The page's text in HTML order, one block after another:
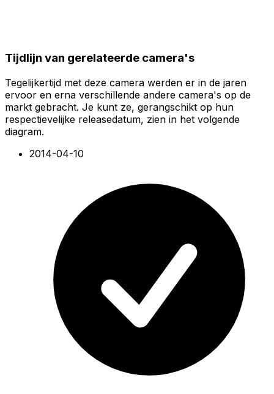
Tijdlijn van gerelateerde camera's
Tegelijkertijd met deze camera werden er in de jaren
ervoor en erna verschillende andere camera's op de
markt gebracht. Je kunt ze, gerangschikt op hun
respectievelijke releasedatum, zien in het volgende
diagram.
2014-04-10